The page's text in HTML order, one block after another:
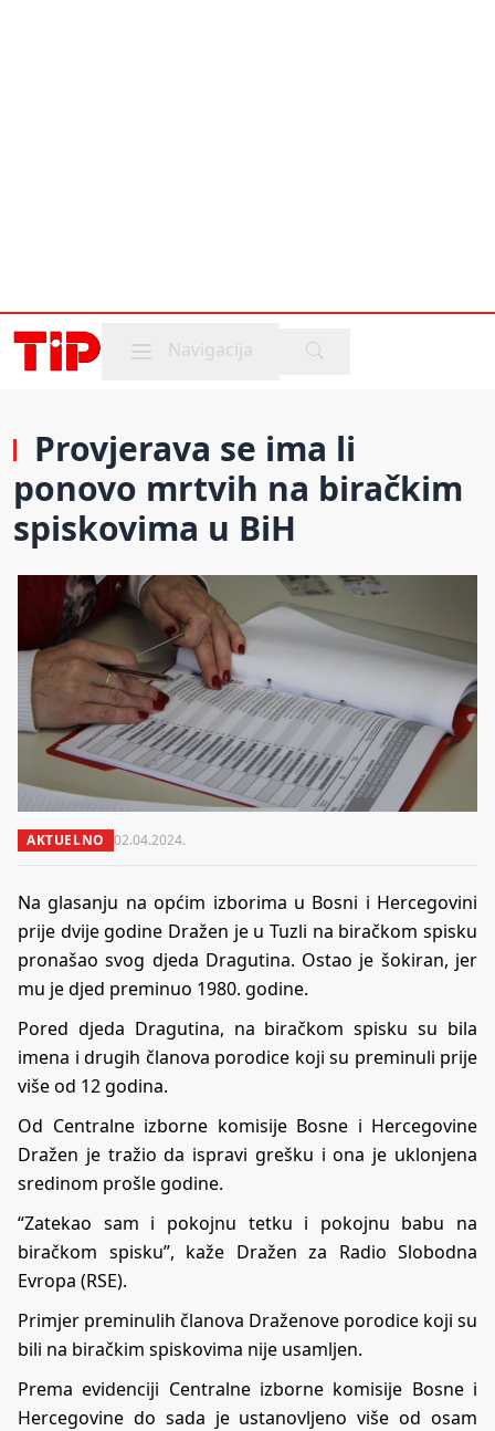
Mobile menu
Navigacija
Provjerava se ima li
ponovo mrtvih na biračkim
spiskovima u BiH
AKTUELNO 02.04.2024.
Na glasanju na općim izborima u Bosni i Hercegovini
prije dvije godine Dražen je u Tuzli na biračkom spisku
pronašao svog djeda Dragutina. Ostao je šokiran, jer
mu je djed preminuo 1980. godine.
Pored djeda Dragutina, na biračkom spisku su bila
imena i drugih članova porodice koji su preminuli prije
više od 12 godina.
Od Centralne izborne komisije Bosne i Hercegovine
Dražen je tražio da ispravi grešku i ona je uklonjena
sredinom prošle godine.
“Zatekao sam i pokojnu tetku i pokojnu babu na
biračkom spisku”, kaže Dražen za Radio Slobodna
Evropa (RSE).
Primjer preminulih članova Draženove porodice koji su
bili na biračkim spiskovima nije usamljen.
Prema evidenciji Centralne izborne komisije Bosne i
Hercegovine do sada je ustanovljeno više od osam